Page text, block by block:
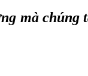
mà chúng